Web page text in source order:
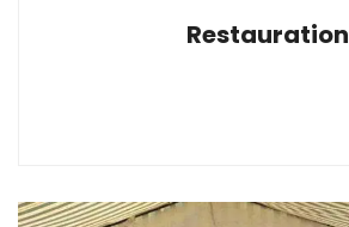
Restauration